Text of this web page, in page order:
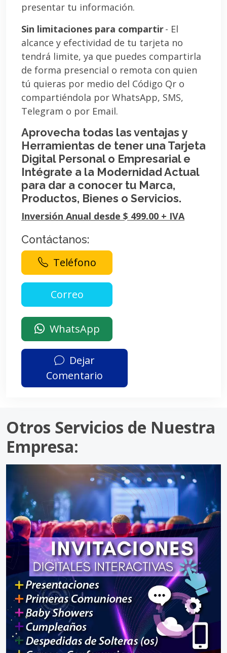
presentar tu información.
Sin limitaciones para compartir- El
alcance y efectividad de tu tarjeta no
tendrá limite, ya que puedes compartirla
de forma presencial o remota con quien
tú quieras por medio del Código Qr o
compartiéndola por WhatsApp, SMS,
Telegram o por Email.
Aprovecha todas las ventajas y
Herramientas de tener una Tarjeta
Digital Personal o Empresarial e
Intégrate a la Modernidad Actual
para dar a conocer tu Marca,
Productos, Bienes o Servicios.
Inversión Anual desde $ 499.00 + IVA
Contáctanos:
Teléfono
WhatsApp
Dejar
Comentario
Otros Servicios de Nuestra
Empresa: